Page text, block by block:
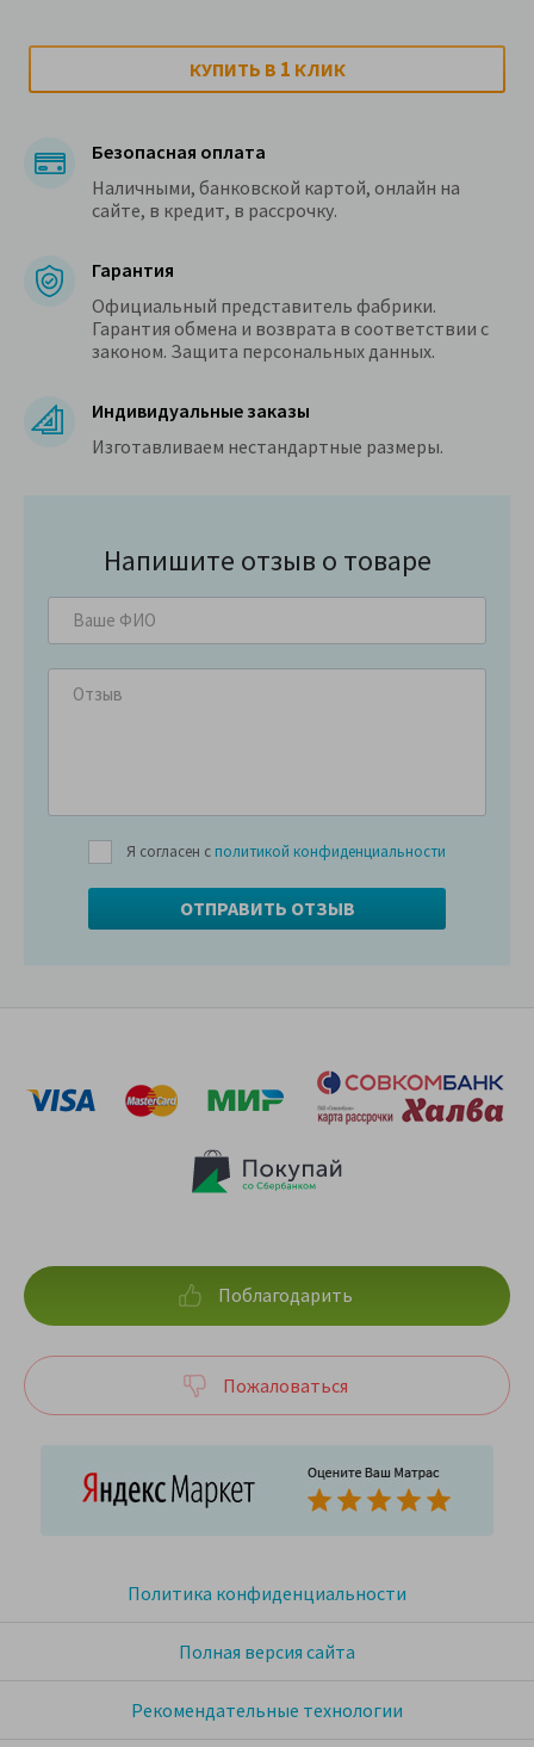
КУПИТЬ В 1 КЛИК
Безопасная оплата
Наличными, банковской картой, онлайн на
сайте, в кредит, в рассрочку.
Гарантия
Официальный представитель фабрики.
Гарантия обмена и возврата в соответствии с
законом. Защита персональных данных.
Индивидуальные заказы
Изготавливаем нестандартные размеры.
Напишите отзыв о товаре
Я согласен с политикой конфиденциальности
Политика конфиденциальности
Полная версия сайта
Рекомендательные технологии
Поблагодарить
Пожаловаться